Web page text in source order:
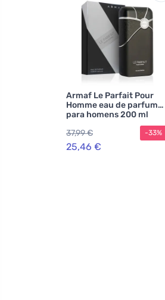
Armaf Le Parfait Pour
Homme eau de parfum
para homens 200 ml
37,99 €
25,46 €
-33%